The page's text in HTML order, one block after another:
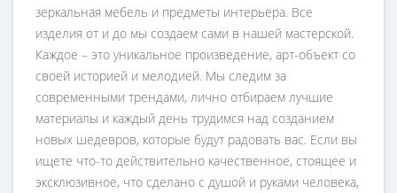
зеркальная мебель и предметы интерьера. Все
изделия от и до мы создаем сами в нашей мастерской.
Каждое – это уникальное произведение, арт-объект со
своей историей и мелодией. Мы следим за
современными трендами, лично отбираем лучшие
материалы и каждый день трудимся над созданием
новых шедевров, которые будут радовать вас. Если вы
ищете что-то действительно качественное, стоящее и
эксклюзивное, что сделано с душой и руками человека,